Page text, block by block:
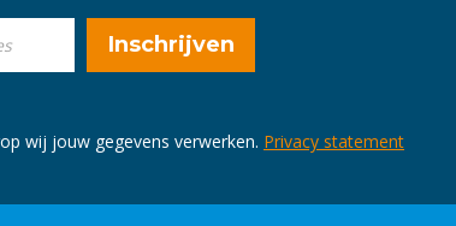
wij jouw gegevens verwerken. Privacy statement